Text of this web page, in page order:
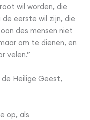
wil worden, die
eerste wil zijn, die
des mensen niet
om te dienen, en
velen.”
Heilige Geest,
op, als